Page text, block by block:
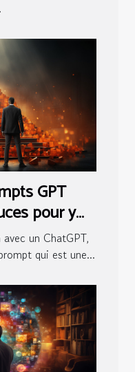
GPT
pour y
un ChatGPT,
qui est une...